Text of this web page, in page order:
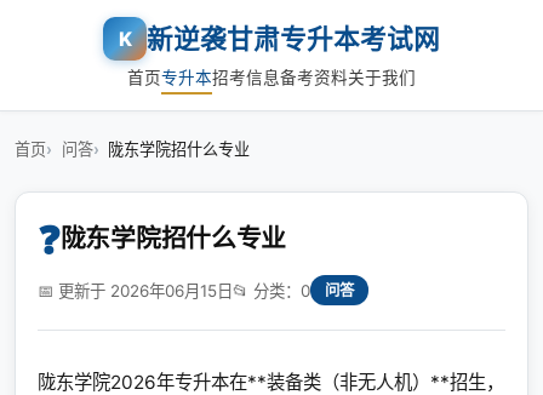
K 新逆袭甘肃专升本考试网
首页专升本招考信息备考资料关于我们
首页 问答 陇东学院招什么专业
❓陇东学院招什么专业
📅 更新于 2026年06月15日📂 分类：0 问答
陇东学院2026年专升本在**装备类（非无人机）**招生，